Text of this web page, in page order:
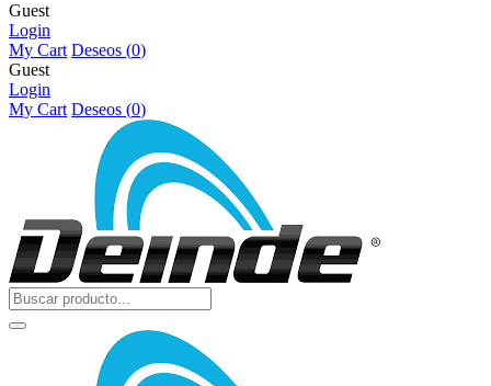
Guest
Login
My Cart Deseos (0)
Guest
Login
My Cart Deseos (0)